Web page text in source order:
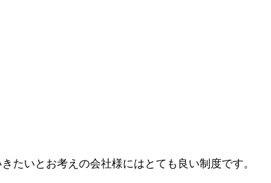
たいとお考えの会社様にはとても良い制度です。